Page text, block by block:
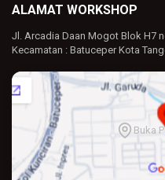
ALAMAT WORKSHOP
Jl. Arcadia Daan Mogot Blok H7
Kecamatan : Batuceper Kota
Buka